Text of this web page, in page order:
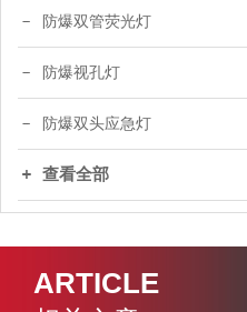
防爆双管荧光灯
防爆视孔灯
防爆双头应急灯
查看全部
ARTICLE